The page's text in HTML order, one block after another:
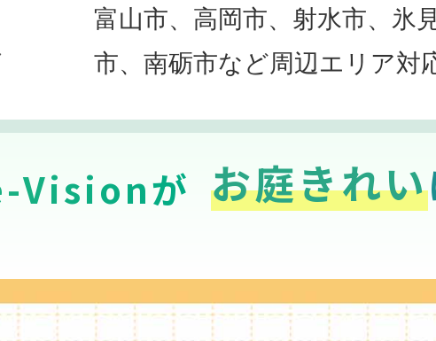
富山市、高岡市、射水市、氷
市、南砺市など周辺エリア対
Visionが お庭きれい